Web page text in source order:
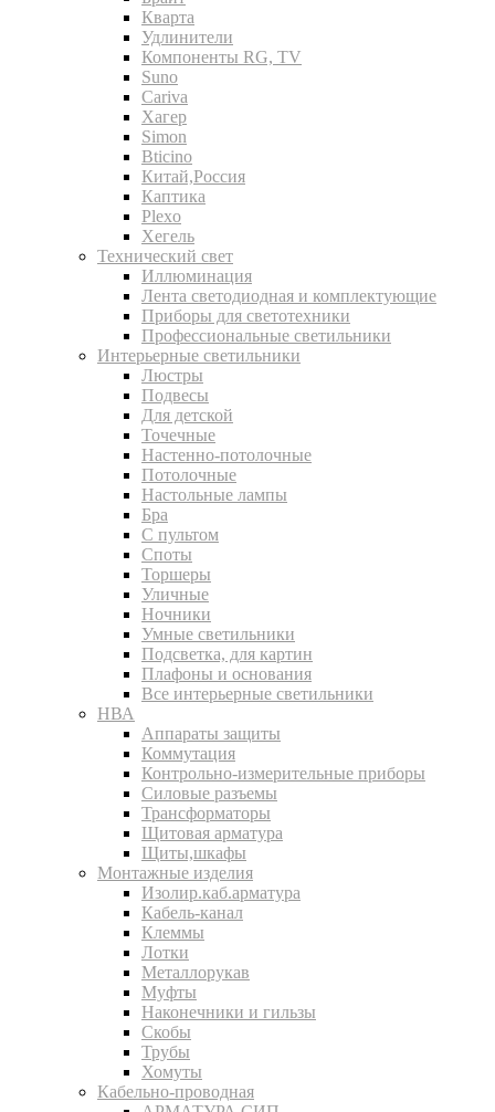
Кварта
Удлинители
Компоненты RG, TV
Suno
Cariva
Хагер
Simon
Bticino
Китай,Россия
Каптика
Plexo
Хегель
Технический свет
Иллюминация
Лента светодиодная и комплектующие
Приборы для светотехники
Профессиональные светильники
Интерьерные светильники
Люстры
Подвесы
Для детской
Точечные
Настенно-потолочные
Потолочные
Настольные лампы
Бра
С пультом
Споты
Торшеры
Уличные
Ночники
Умные светильники
Подсветка, для картин
Плафоны и основания
Все интерьерные светильники
НВА
Аппараты защиты
Коммутация
Контрольно-измерительные приборы
Силовые разъемы
Трансформаторы
Щитовая арматура
Щиты,шкафы
Монтажные изделия
Изолир.каб.арматура
Кабель-канал
Клеммы
Лотки
Металлорукав
Муфты
Наконечники и гильзы
Скобы
Трубы
Хомуты
Кабельно-проводная